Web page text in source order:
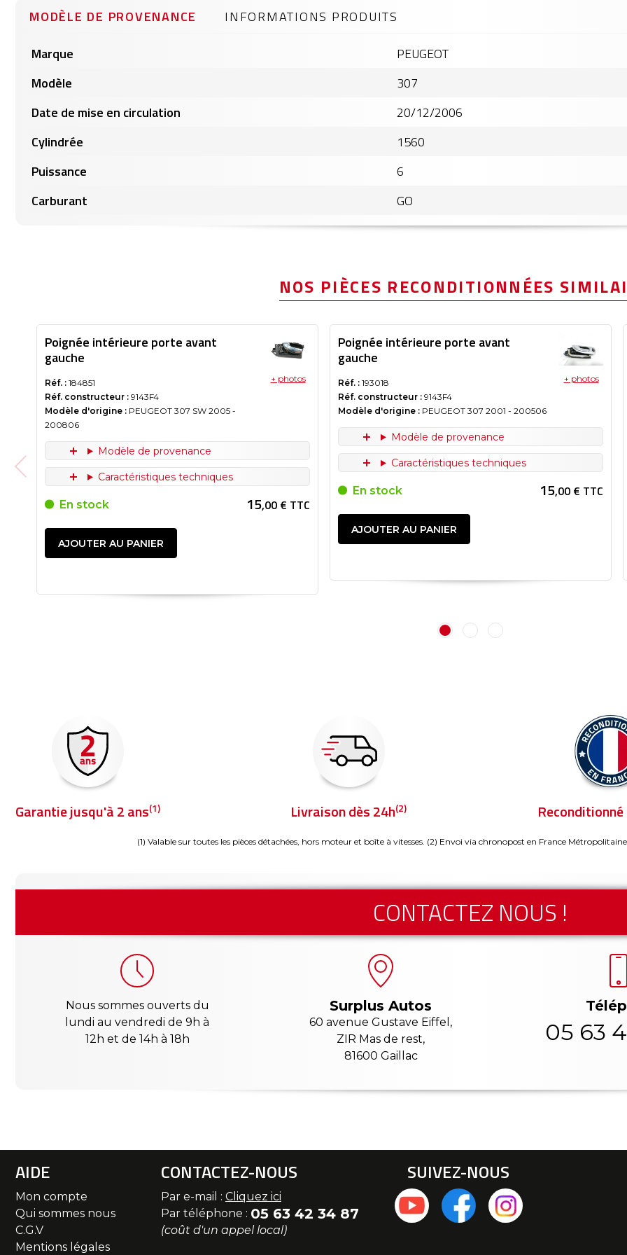
MODÈLE DE PROVENANCE
produits
Marque
PEUGEOT
Modèle
307
Date de mise en circulation
20/12/2006
Cylindrée
1560
Puissance
6
Carburant
GO
INFORMATIONS PRODUITS
NOS PIÈCES RECONDITIONNÉES
Poignée intérieure porte avant
gauche
Réf. : 184851
Réf. constructeur : 9143F4
Modèle d'origine : PEUGEOT 307 SW 2005 -
200806
+ photos
Modèle de provenance
Caractéristiques techniques
En stock 15,00 € TTC
AJOUTER AU PANIER
Poignée intérieure porte avant
gauche
Réf. : 193018
Réf. constructeur : 9143F4
Modèle d'origine : PEUGEOT 307 2001 - 200506
+ photos
Modèle de provenance
Caractéristiques techniques
En stock 15,00 € TTC
AJOUTER AU PANIER
Garantie jusqu'à 2 ans(1) Livraison dès 24h(2) Reconditionné
(1) Valable sur toutes les pièces détachées, hors moteur et boîte à vitesses. (2) Envoi via chronopost en France
CONTACTEZ NOUS !
Nous sommes ouverts du
lundi au vendredi de 9h à
12h et de 14h à 18h
Surplus Autos
60 avenue Gustave Eiffel,
ZIR Mas de rest,
81600 Gaillac
05 63
AIDE
Mon compte
Qui sommes nous
C.G.V
Mentions légales
CONTACTEZ-NOUS
Par e-mail : Cliquez ici
Par téléphone : 05 63 42 34 87
(coût d'un appel local)
SUIVEZ-NOUS